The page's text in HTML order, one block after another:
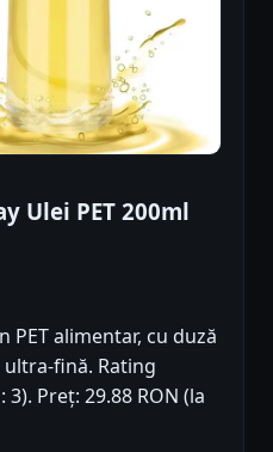
Ulei PET 200ml
PET alimentar, cu duză
fină. Rating
Preț: 29.88 RON (la